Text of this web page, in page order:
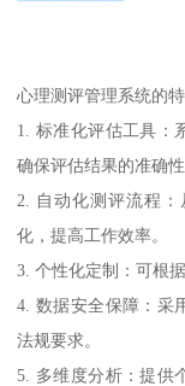
心理测评管理系统的
1. 标准化评估工具：
确保评估结果的准确性
2. 自动化测评流程
化，提高工作效率。
3. 个性化定制：可根
4. 数据安全保障：采
法规要求。
5. 多维度分析：提供